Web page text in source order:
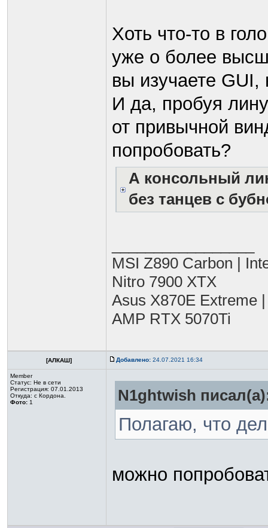
Хоть что-то в
уже о более
вы изучаете GUI,
И да, пробуя
от привычной
попробовать?
А консольный
без танцев с
MSI Z890 Carbon |
Nitro 7900 XTX
Asus X870E Extreme
AMP RTX 5070Ti
[АЛКАШ] Добавлено: 24.07.2021 16:34
Member
Статус: Не в сети
Регистрация: 07.01.2013
Откуда: с Кордона.
Фото: 1 N1ghtwish
Полагаю, что
можно